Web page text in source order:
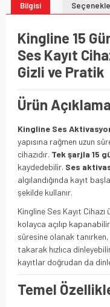
Bilgisi
Kingline 15
Ses Kayıt
Gizli ve Pratik
Ürün
Kingline Ses
yapısına rağmen uzun
cihazıdır. Tek şarjla 15
kaydedebilir. Ses
algılandığında kayıt
şekilde kullanır.
Kingline Ses Kayıt Cihazı
kolayca açılıp
süresine olanak tanırken,
takarak hızlıca
kayıtlar doğrudan da
Temel